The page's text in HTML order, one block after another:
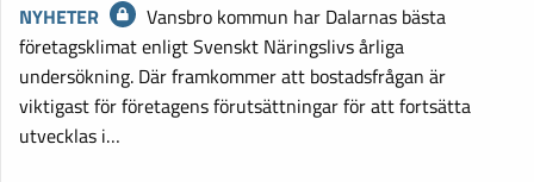
NYHETER
Vansbro kommun har Dalarnas bästa
företagsklimat enligt Svenskt Näringslivs årliga
undersökning. Där framkommer att bostadsfrågan är
viktigast för företagens förutsättningar för att fortsätta
utvecklas i…